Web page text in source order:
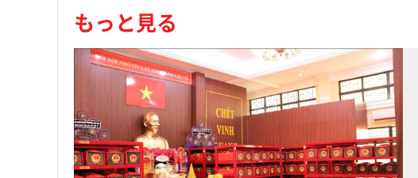
もっと見る